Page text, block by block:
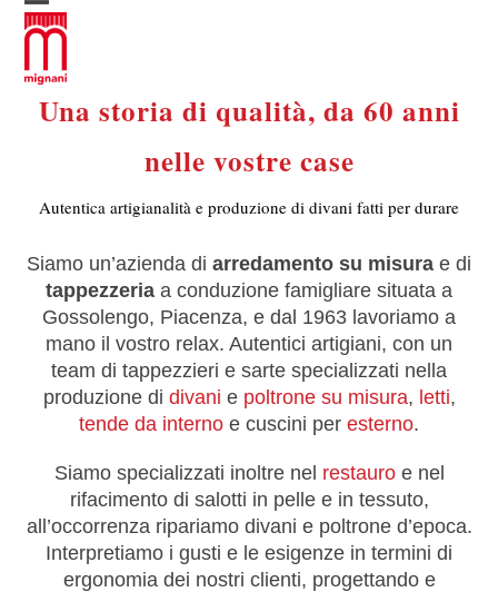
Skip
content
Open
menu
Close
menu
Una storia di qualità, da 60 anni
nelle vostre case
Autentica artigianalità e produzione di divani fatti per durare
Siamo un’azienda di arredamento su misura e di
tappezzeria a conduzione famigliare situata a
Gossolengo, Piacenza, e dal 1963 lavoriamo a
mano il vostro relax. Autentici artigiani, con un
team di tappezzieri e sarte specializzati nella
produzione di divani epoltrone su misura, letti,
tende da interno e cuscini per esterno.
Siamo specializzati inoltre nel restauroe nel
rifacimento di salotti in pelle e in tessuto,
all’occorrenza ripariamo divani e poltrone d’epoca.
Interpretiamo i gusti e le esigenze in termini di
ergonomia dei nostri clienti, progettando e